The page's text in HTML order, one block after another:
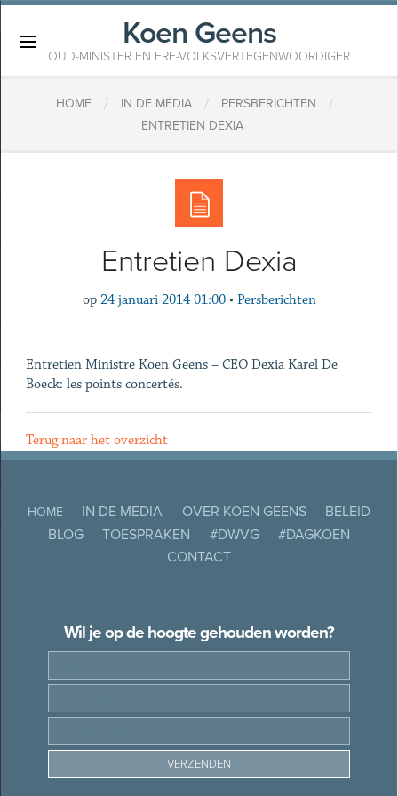
Koen Geens
OUD-MINISTER EN ERE-VOLKSVERTEGENWOORDIGER
HOME / IN DE MEDIA / PERSBERICHTEN /
ENTRETIEN DEXIA
Entretien Dexia
op 24 januari 2014 01:00 • Persberichten
Entretien Ministre Koen Geens – CEO Dexia Karel De
Boeck: les points concertés.
Terug naar het overzicht
HOME IN DE MEDIA OVER KOEN GEENS
BELEID
BLOG
TOESPRAKEN #DWVG
#DAGKOEN
CONTACT
Wil je op de hoogte gehouden worden?